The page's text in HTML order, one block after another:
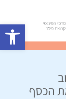
פתח
הכסף